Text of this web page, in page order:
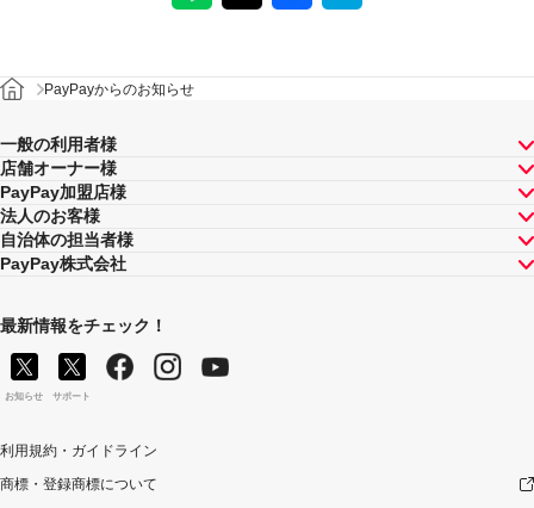
PayPayからのお知らせ
一般の利用者様
店舗オーナー様
PayPay加盟店様
法人のお客様
自治体の担当者様
PayPay株式会社
最新情報をチェック！
お知らせ サポート
利用規約・ガイドライン
商標・登録商標について